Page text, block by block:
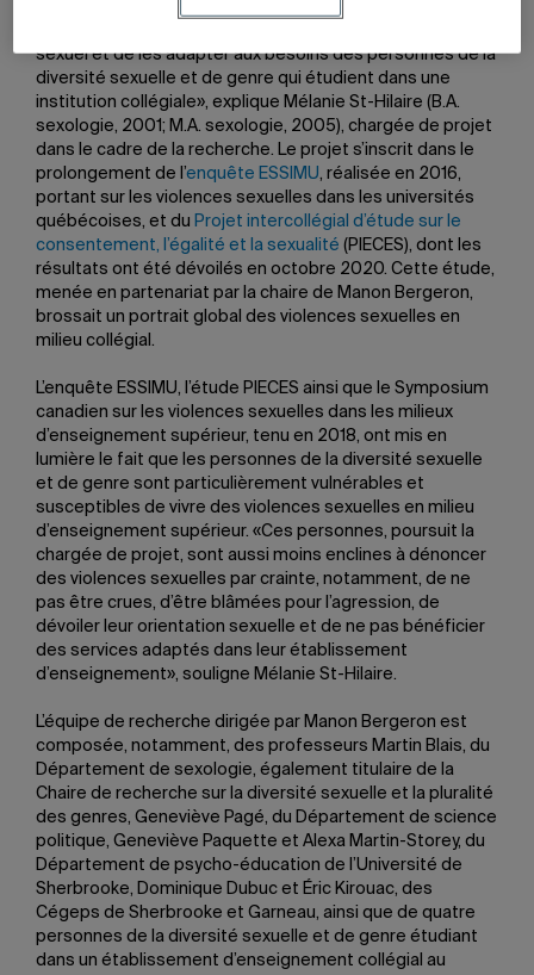
sexuel et de les adapter aux besoins des personnes de la
diversité sexuelle et de genre qui étudient dans une
institution collégiale», explique Mélanie St-Hilaire (B.A.
sexologie, 2001; M.A. sexologie, 2005), chargée de projet
dans le cadre de la recherche. Le projet s’inscrit dans le
prolongement de l’enquête ESSIMU, réalisée en 2016,
portant sur les violences sexuelles dans les universités
québécoises, et du Projet intercollégial d’étude sur le
consentement, l’égalité et la sexualité (PIECES), dont les
résultats ont été dévoilés en octobre 2020. Cette étude,
menée en partenariat par la chaire de Manon Bergeron,
brossait un portrait global des violences sexuelles en
milieu collégial.
L’enquête ESSIMU, l’étude PIECES ainsi que le Symposium
canadien sur les violences sexuelles dans les milieux
d’enseignement supérieur, tenu en 2018, ont mis en
lumière le fait que les personnes de la diversité sexuelle
et de genre sont particulièrement vulnérables et
susceptibles de vivre des violences sexuelles en milieu
d’enseignement supérieur. «Ces personnes, poursuit la
chargée de projet, sont aussi moins enclines à dénoncer
des violences sexuelles par crainte, notamment, de ne
pas être crues, d’être blâmées pour l’agression, de
dévoiler leur orientation sexuelle et de ne pas bénéficier
des services adaptés dans leur établissement
d’enseignement», souligne Mélanie St-Hilaire.
L’équipe de recherche dirigée par Manon Bergeron est
composée, notamment, des professeurs Martin Blais, du
Département de sexologie, également titulaire de la
Chaire de recherche sur la diversité sexuelle et la pluralité
des genres, Geneviève Pagé, du Département de science
politique, Geneviève Paquette et Alexa Martin-Storey, du
Département de psycho-éducation de l’Université de
Sherbrooke, Dominique Dubuc et Éric Kirouac, des
Cégeps de Sherbrooke et Garneau, ainsi que de quatre
personnes de la diversité sexuelle et de genre étudiant
dans un établissement d’enseignement collégial au